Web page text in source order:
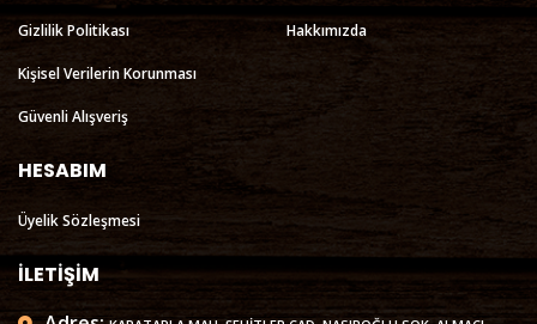
Gizlilik Politikası
Kişisel Verilerin Korunması
Güvenli Alışveriş
Hakkımızda
HESABIM
Üyelik Sözleşmesi
İLETİŞİM